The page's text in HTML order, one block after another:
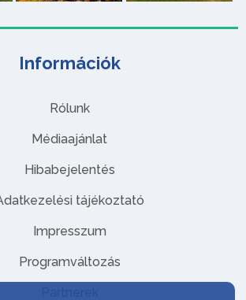
Információk
Rólunk
Médiaajánlat
Hibabejelentés
tájékoztató
Impresszum
Programváltozás